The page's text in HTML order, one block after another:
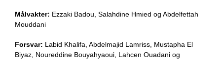
Målvakter: Ezzaki Badou, Salahdine Hmied og Abdelfettah
Mouddani
Forsvar: Labid Khalifa, Abdelmajid Lamriss, Mustapha El
Biyaz, Noureddine Bouyahyaoui, Lahcen Ouadani og